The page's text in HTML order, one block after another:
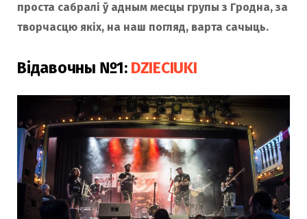
проста сабралі ў адным месцы групы з Гродна, за
творчасцю якіх, на наш погляд, варта сачыць.
Відавочны №1: DZIЕCIUKI